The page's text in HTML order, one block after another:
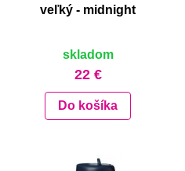
veľký - midnight
skladom
22 €
Do košíka